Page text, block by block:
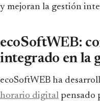
y mejoran la gestión
ecoSoftWEB:
integrado en la
ecoSoftWEB ha
horario digital pensado